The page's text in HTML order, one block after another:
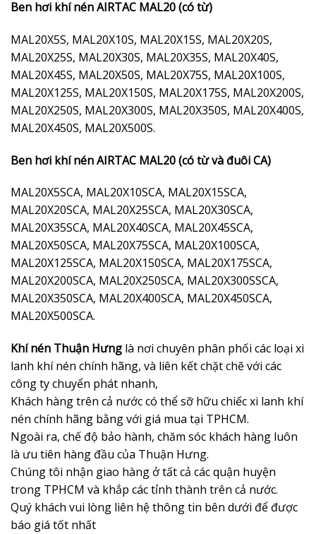
Ben hơi khí nén AIRTAC MAL20 (có từ)
MAL20X5S, MAL20X10S, MAL20X15S, MAL20X20S,
MAL20X25S, MAL20X30S, MAL20X35S, MAL20X40S,
MAL20X45S, MAL20X50S, MAL20X75S, MAL20X100S,
MAL20X125S, MAL20X150S, MAL20X175S, MAL20X200S,
MAL20X250S, MAL20X300S, MAL20X350S, MAL20X400S,
MAL20X450S, MAL20X500S.
Ben hơi khí nén AIRTAC MAL20 (có từ và đuôi CA)
MAL20X5SCA, MAL20X10SCA, MAL20X15SCA,
MAL20X20SCA, MAL20X25SCA, MAL20X30SCA,
MAL20X35SCA, MAL20X40SCA, MAL20X45SCA,
MAL20X50SCA, MAL20X75SCA, MAL20X100SCA,
MAL20X125SCA, MAL20X150SCA, MAL20X175SCA,
MAL20X200SCA, MAL20X250SCA, MAL20X300SSCA,
MAL20X350SCA, MAL20X400SCA, MAL20X450SCA,
MAL20X500SCA.
Khí nén Thuận Hưng là nơi chuyên phân phối các loại xi
lanh khí nén chính hãng, và liên kết chặt chẽ với các
công ty chuyển phát nhanh,
Khách hàng trên cả nước có thể sỡ hữu chiếc xi lanh khí
nén chính hãng bằng với giá mua tại TPHCM.
Ngoài ra, chế độ bảo hành, chăm sóc khách hàng luôn
là ưu tiên hàng đầu của Thuận Hưng.
Chúng tôi nhận giao hàng ở tất cả các quận huyện
trong TPHCM và khắp các tỉnh thành trên cả nước.
Quý khách vui lòng liên hệ thông tin bên dưới để được
báo giá tốt nhất